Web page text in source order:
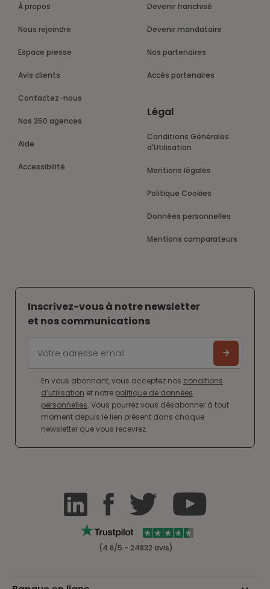
À propos
Nous rejoindre
Espace presse
Avis clients
Contactez-nous
Nos 350 agences
Aide
Accessibilité
Devenir franchisé
Devenir mandataire
Nos partenaires
Accès partenaires
Légal
Conditions Générales
d'Utilisation
Mentions légales
Politique Cookies
Données personnelles
Mentions comparateurs
Inscrivez-vous à notre newsletter
et nos communications
En vous abonnant, vous acceptez nos conditions
d’utilisation et notre politique de données
personnelles. Vous pourrez vous désabonner à tout
moment depuis le lien présent dans chaque
newsletter que vous recevrez.
(4.8/5 - 24832 avis)